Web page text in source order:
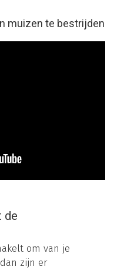
muizen te bestrijden
de
om van je
zijn er